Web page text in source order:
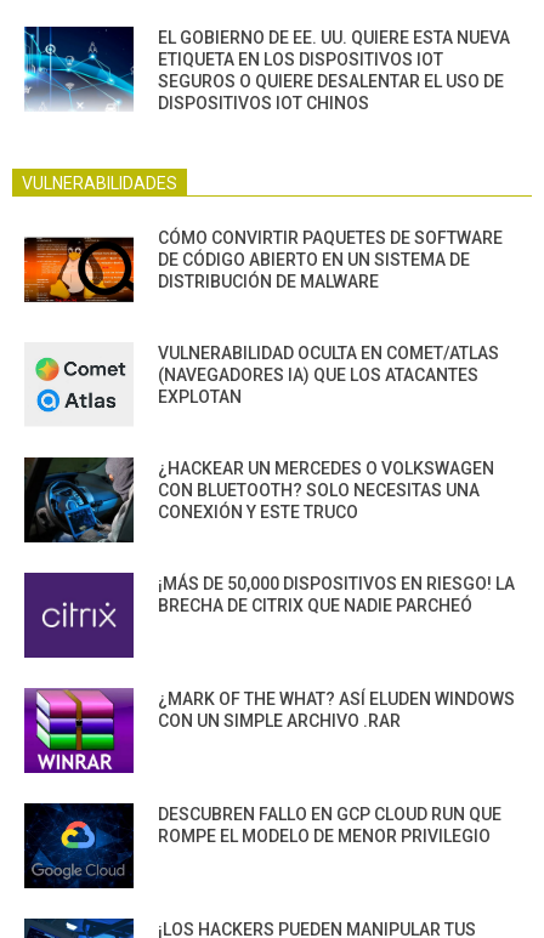
EL GOBIERNO DE EE. UU. QUIERE ESTA NUEVA
ETIQUETA EN LOS DISPOSITIVOS IOT
SEGUROS O QUIERE DESALENTAR EL USO DE
DISPOSITIVOS IOT CHINOS
VULNERABILIDADES
CÓMO CONVIRTIR PAQUETES DE SOFTWARE
DE CÓDIGO ABIERTO EN UN SISTEMA DE
DISTRIBUCIÓN DE MALWARE
VULNERABILIDAD OCULTA EN COMET/ATLAS
(NAVEGADORES IA) QUE LOS ATACANTES
EXPLOTAN
¿HACKEAR UN MERCEDES O VOLKSWAGEN
CON BLUETOOTH? SOLO NECESITAS UNA
CONEXIÓN Y ESTE TRUCO
¡MÁS DE 50,000 DISPOSITIVOS EN RIESGO! LA
BRECHA DE CITRIX QUE NADIE PARCHEÓ
¿MARK OF THE WHAT? ASÍ ELUDEN WINDOWS
CON UN SIMPLE ARCHIVO .RAR
DESCUBREN FALLO EN GCP CLOUD RUN QUE
ROMPE EL MODELO DE MENOR PRIVILEGIO
¡LOS HACKERS PUEDEN MANIPULAR TUS